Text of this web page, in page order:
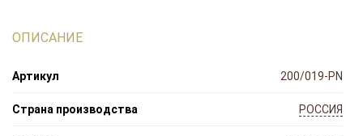
ОПИСАНИЕ
Артикул 200/019-PN
Страна производства РОССИЯ